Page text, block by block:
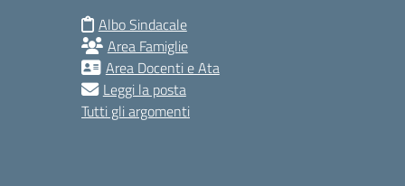
Albo Sindacale
Area Famiglie
Area Docenti e Ata
Leggi la posta
Tutti gli argomenti